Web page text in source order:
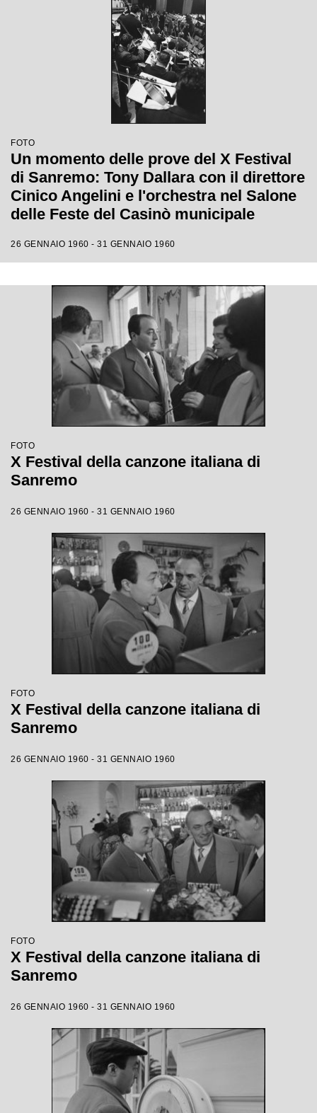
FOTO
Un momento delle prove del X Festival
di Sanremo: Tony Dallara con il direttore
Cinico Angelini e l'orchestra nel Salone
delle Feste del Casinò municipale
26 GENNAIO 1960 - 31 GENNAIO 1960
FOTO
X Festival della canzone italiana di
Sanremo
26 GENNAIO 1960 - 31 GENNAIO 1960
FOTO
X Festival della canzone italiana di
Sanremo
26 GENNAIO 1960 - 31 GENNAIO 1960
FOTO
X Festival della canzone italiana di
Sanremo
26 GENNAIO 1960 - 31 GENNAIO 1960